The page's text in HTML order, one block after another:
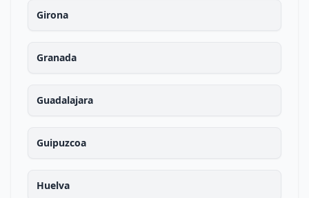
Girona
Granada
Guadalajara
Guipuzcoa
Huelva